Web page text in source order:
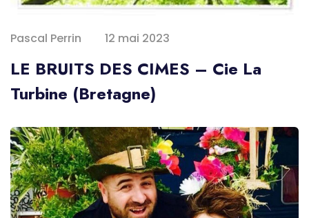
Pascal Perrin 12 mai 2023
LE BRUITS DES CIMES – Cie La
Turbine (Bretagne)